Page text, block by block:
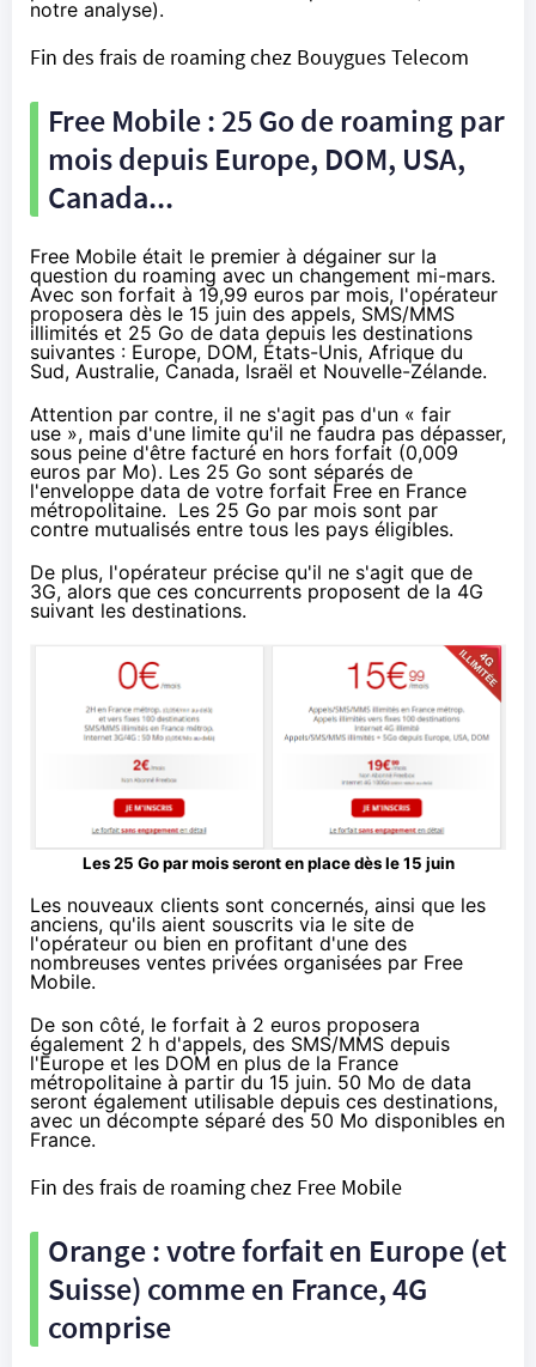
notre analyse).
Fin des frais de roaming chez Bouygues Telecom
Free Mobile: 25 Go de roaming par
mois depuis Europe, DOM, USA,
Canada...
Free Mobile était le premier à dégainer sur la
question du roaming avec un changement mi-mars.
Avec son forfait à 19,99 euros par mois, l'opérateur
proposera dès le 15 juin des appels, SMS/MMS
illimités et 25 Go de data depuis les destinations
suivantes : Europe, DOM, États-Unis, Afrique du
Sud, Australie, Canada, Israël et Nouvelle-Zélande.
Attention par contre, il ne s'agit pas d'un « fair
use », mais d'une limite qu'il ne faudra pas dépasser,
sous peine d'être facturé en hors forfait (0,009
euros par Mo). Les 25 Go sont séparés de
l'enveloppe data de votre forfait Free en France
métropolitaine. Les 25 Go par mois sont par
contre mutualisés entre tous les pays éligibles.
De plus, l'opérateur précise qu'il ne s'agit que de
3G, alors que ces concurrents proposent de la 4G
suivant les destinations.
Les 25 Go par mois seront en place dès le 15 juin
Les nouveaux clients sont concernés, ainsi que les
anciens, qu'ils aient souscrits via le site de
l'opérateur ou bien en profitant d'une des
nombreuses ventes privées organisées par Free
Mobile.
De son côté, le forfait à 2 euros proposera
également 2 h d'appels, des SMS/MMS depuis
l'Europe et les DOM en plus de la France
métropolitaine à partir du 15 juin. 50 Mo de data
seront également utilisable depuis ces destinations,
avec un décompte séparé des 50 Mo disponibles en
France.
Fin des frais de roaming chez Free Mobile
Orange: votre forfait en Europe (et
Suisse) comme en France, 4G
comprise